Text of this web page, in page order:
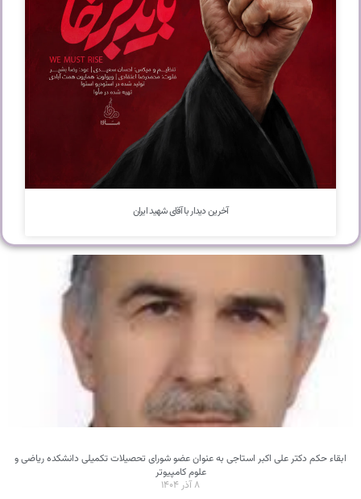
آخرین دیدار با آقای شهید ایران
ابقاء حکم دکتر علی اکبر استاجی به عنوان عضو شورای تحصیلات تکمیلی دانشکده ریاضی و
علوم کامپیوتر
۸ آذر ۱۴۰۴